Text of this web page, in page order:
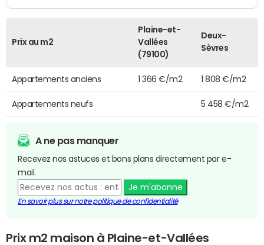
Prix au m2
Plaine-et-
Vallées
(79100)
Deux-
Sèvres
Appartements anciens 1 366 €/m2 1 808 €/m2
Appartements neufs 5 458 €/m2
A ne pas manquer
Recevez nos astuces et bons plans directement par e-
mail.
Je m'abonne
En savoir plus sur notre politique de confidentialité
Prix m2 maison à Plaine-et-Vallées